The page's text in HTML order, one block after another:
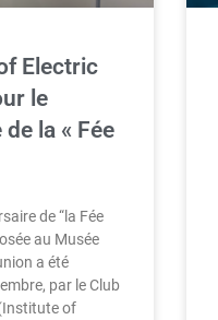
Electric
le
la « Fée
de “la Fée
au Musée
a été
par le Club
(Institute of